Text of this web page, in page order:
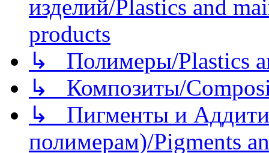
изделий/Plastics and
products
↳ Полимеры/Plastics
↳ Композиты/
↳ Пигменты и
полимерам)/Pigments